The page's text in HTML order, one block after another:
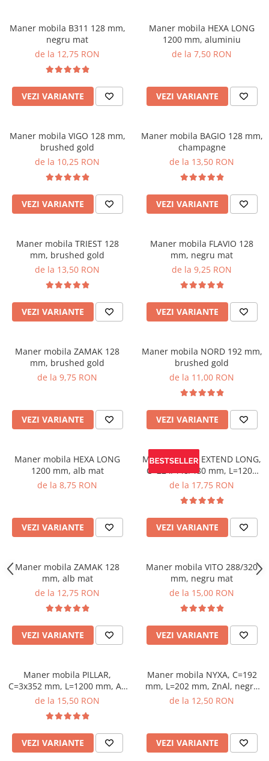
Maner mobila B311 128 mm,
negru mat
de la 12,75 RON
VEZI VARIANTE
Maner mobila HEXA LONG
1200 mm, aluminiu
de la 7,50 RON
VEZI VARIANTE
Maner mobila VIGO 128 mm,
brushed gold
de la 10,25 RON
VEZI VARIANTE
Maner mobila BAGIO 128 mm,
champagne
de la 13,50 RON
VEZI VARIANTE
Maner mobila TRIEST 128
mm, brushed gold
de la 13,50 RON
VEZI VARIANTE
Maner mobila FLAVIO 128
mm, negru mat
de la 9,25 RON
VEZI VARIANTE
Maner mobila ZAMAK 128
mm, brushed gold
de la 9,75 RON
VEZI VARIANTE
Maner mobila NORD 192 mm,
brushed gold
de la 11,00 RON
VEZI VARIANTE
Maner mobila HEXA LONG
1200 mm, alb mat
de la 8,75 RON
VEZI VARIANTE
Maner mobila EXTEND LONG,
C=224/448/480 mm, L=1200
mm, negru mat
de la 17,75 RON
VEZI VARIANTE
Maner mobila ZAMAK 128
mm, alb mat
de la 12,75 RON
VEZI VARIANTE
Maner mobila VITO 288/320
mm, negru mat
de la 15,00 RON
VEZI VARIANTE
Maner mobila PILLAR,
C=3x352 mm, L=1200 mm, Al,
brushed gold
de la 15,50 RON
VEZI VARIANTE
Maner mobila NYXA, C=192
mm, L=202 mm, ZnAl, negru
mat
de la 12,50 RON
VEZI VARIANTE